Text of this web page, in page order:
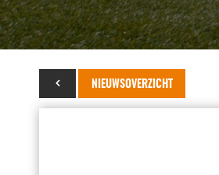
NIEUWSOVERZICHT
17 april 2015